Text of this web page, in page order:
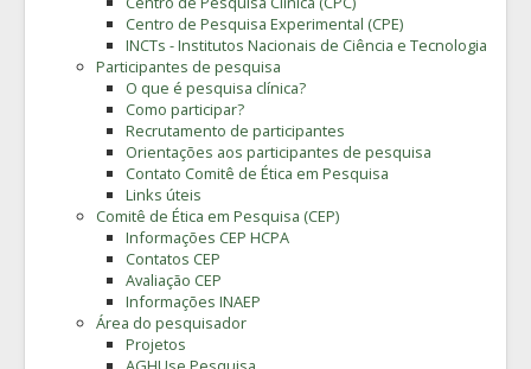
Centro de Pesquisa Experimental (CPE)
INCTs - Institutos Nacionais de Ciência e Tecnologia
Participantes de pesquisa
O que é pesquisa clínica?
Como participar?
Recrutamento de participantes
Orientações aos participantes de pesquisa
Contato Comitê de Ética em Pesquisa
Links úteis
Comitê de Ética em Pesquisa (CEP)
Informações CEP HCPA
Contatos CEP
Avaliação CEP
Informações INAEP
Área do pesquisador
Projetos